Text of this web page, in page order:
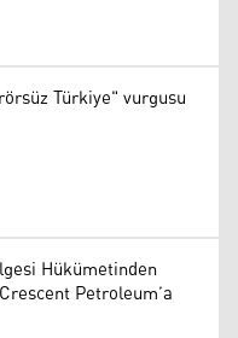
Türkiye" vurgusu
Hükümetinden
Petroleum’a